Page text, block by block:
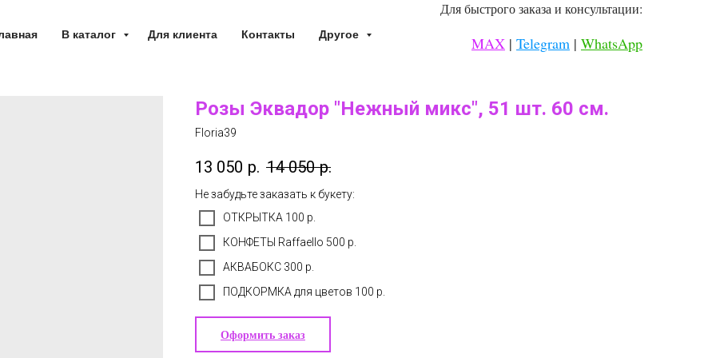
В каталог Для клиента Контакты Другое
Для быстрого заказа и консультации:
MAX | Telegram | WhatsApp
Розы Эквадор "Нежный микс", 51 шт. 60 см.
Floria39
13 050 р. 14 050 р.
Не забудьте заказать к букету:
ОТКРЫТКА 100 р.
КОНФЕТЫ Raffaello 500 р.
АКВАБОКС 300 р.
ПОДКОРМКА для цветов 100 р.
Оформить заказ